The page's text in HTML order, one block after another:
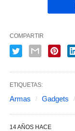
COMPARTIR
ETIQUETAS:
Armas Gadgets
14 AÑOS HACE